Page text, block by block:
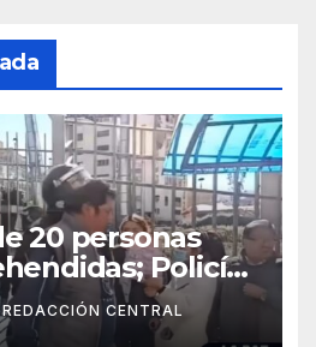
20 personas
Policía
ingreso de
a plaza Murillo
REDACCIÓN CENTRAL